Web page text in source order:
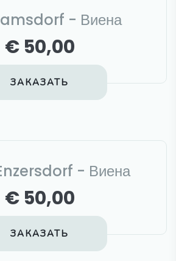
- Виена
€ 50,00
ЗАКАЗАТЬ
- Виена
€ 50,00
ЗАКАЗАТЬ